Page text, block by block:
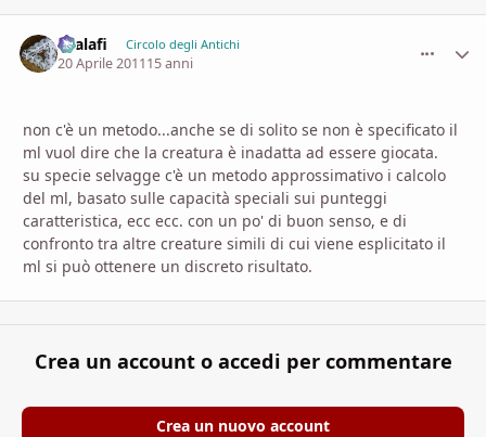
shalafi Circolo degli Antichi
20 Aprile 201115 anni
non c'è un metodo...anche se di solito se non è specificato il
ml vuol dire che la creatura è inadatta ad essere giocata.
su specie selvagge c'è un metodo approssimativo i calcolo
del ml, basato sulle capacità speciali sui punteggi
caratteristica, ecc ecc. con un po' di buon senso, e di
confronto tra altre creature simili di cui viene esplicitato il
ml si può ottenere un discreto risultato.
Crea un account o accedi per commentare
Crea un nuovo account